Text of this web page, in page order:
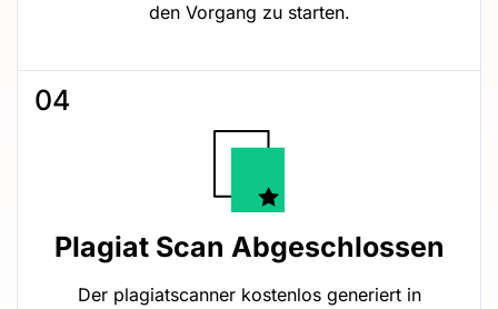
den Vorgang zu starten.
04
Plagiat Scan Abgeschlossen
Der plagiatscanner kostenlos generiert in